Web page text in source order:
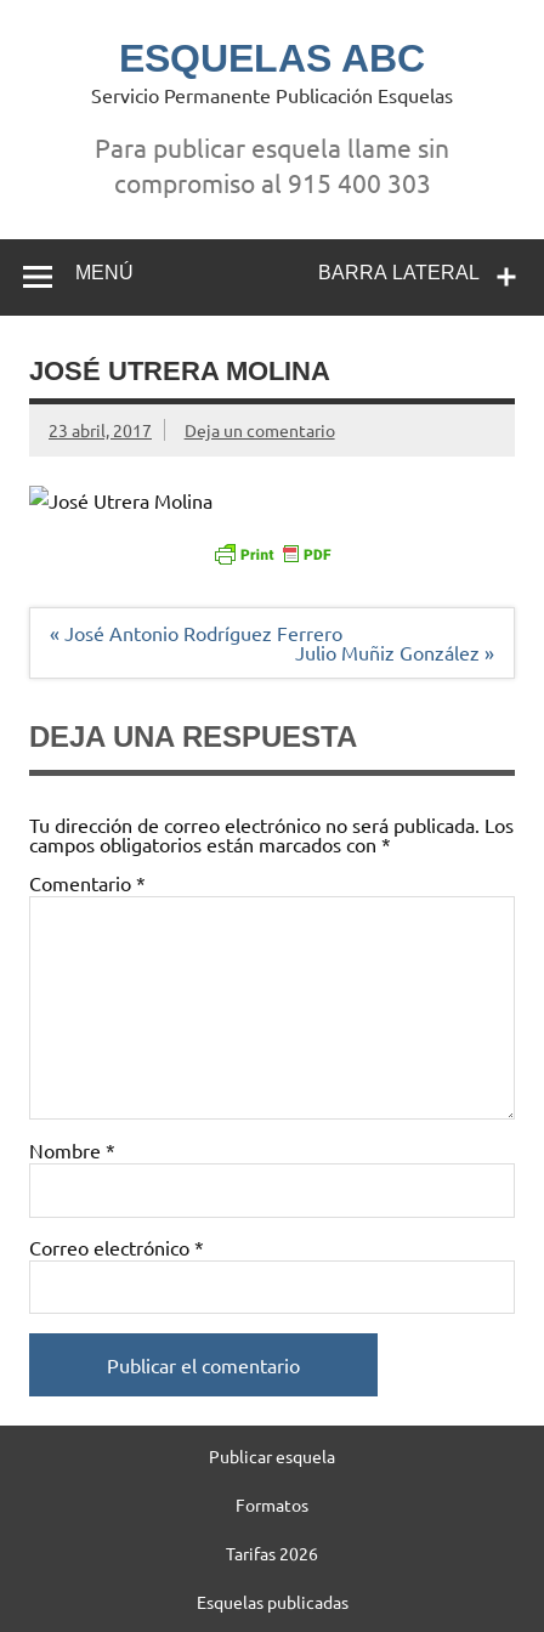
ESQUELAS ABC
Servicio Permanente Publicación Esquelas
Para publicar esquela llame sin
compromiso al 915 400 303
BARRA LATERAL
MENÚ
JOSÉ UTRERA MOLINA
23 abril, 2017 Deja un comentario
Navegación
« José Antonio Rodríguez Ferrero
Julio Muñiz González »
DEJA UNA RESPUESTA
Tu dirección de correo electrónico no será publicada. Los
campos obligatorios están marcados con *
Comentario *
Nombre *
Correo electrónico *
Publicar esquela
Formatos
Tarifas 2026
Esquelas publicadas